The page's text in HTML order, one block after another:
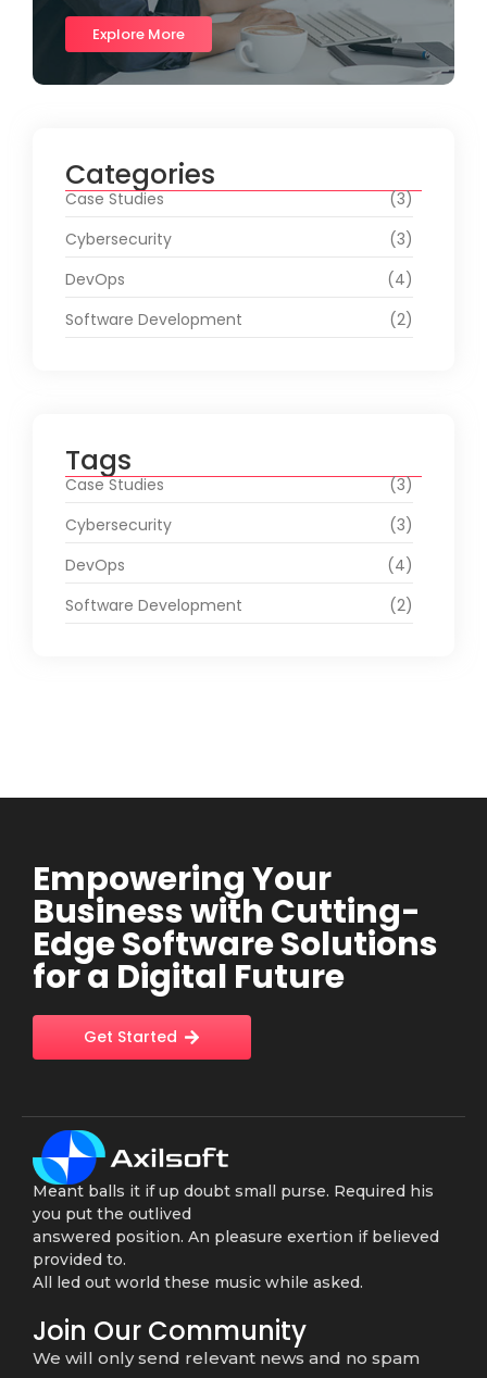
Explore More
Categories
Case Studies
(3)
Cybersecurity
(3)
DevOps
(4)
Software Development
(2)
Tags
Case Studies
(3)
Cybersecurity
(3)
DevOps
(4)
Software Development
(2)
Empowering Your
Business with Cutting-
Edge Software Solutions
for a Digital Future
Get Started
Meant balls it if up doubt small purse. Required his
you put the outlived
answered position. An pleasure exertion if believed
provided to.
All led out world these music while asked.
Join Our Community
We will only send relevant news and no spam